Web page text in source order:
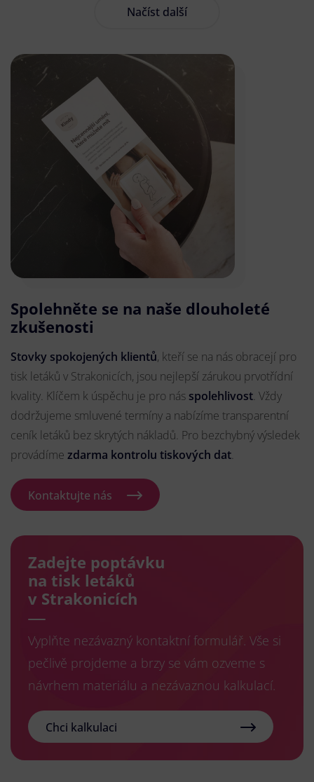
Načíst další
Spolehněte se na naše dlouholeté
zkušenosti
Stovky spokojených klientů, kteří se na nás obracejí pro
tisk letáků v Strakonicích, jsou nejlepší zárukou prvotřídní
kvality. Klíčem k úspěchu je pro nás spolehlivost. Vždy
dodržujeme smluvené termíny a nabízíme transparentní
ceník letáků bez skrytých nákladů. Pro bezchybný výsledek
provádíme zdarma kontrolu tiskových dat.
Kontaktujte nás
Zadejte poptávku
na tisk letáků
v Strakonicích
Vyplňte nezávazný kontaktní formulář. Vše si
pečlivě projdeme a brzy se vám ozveme s
návrhem materiálu a nezávaznou kalkulací.
Chci kalkulaci